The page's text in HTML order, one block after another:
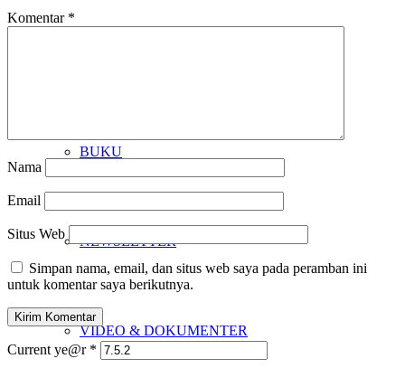
BUKU
NEWSLETTER
VIDEO & DOKUMENTER
Komentar *
Nama
Email
Situs Web
Simpan nama, email, dan situs web saya pada peramban ini
untuk komentar saya berikutnya.
Current ye@r *